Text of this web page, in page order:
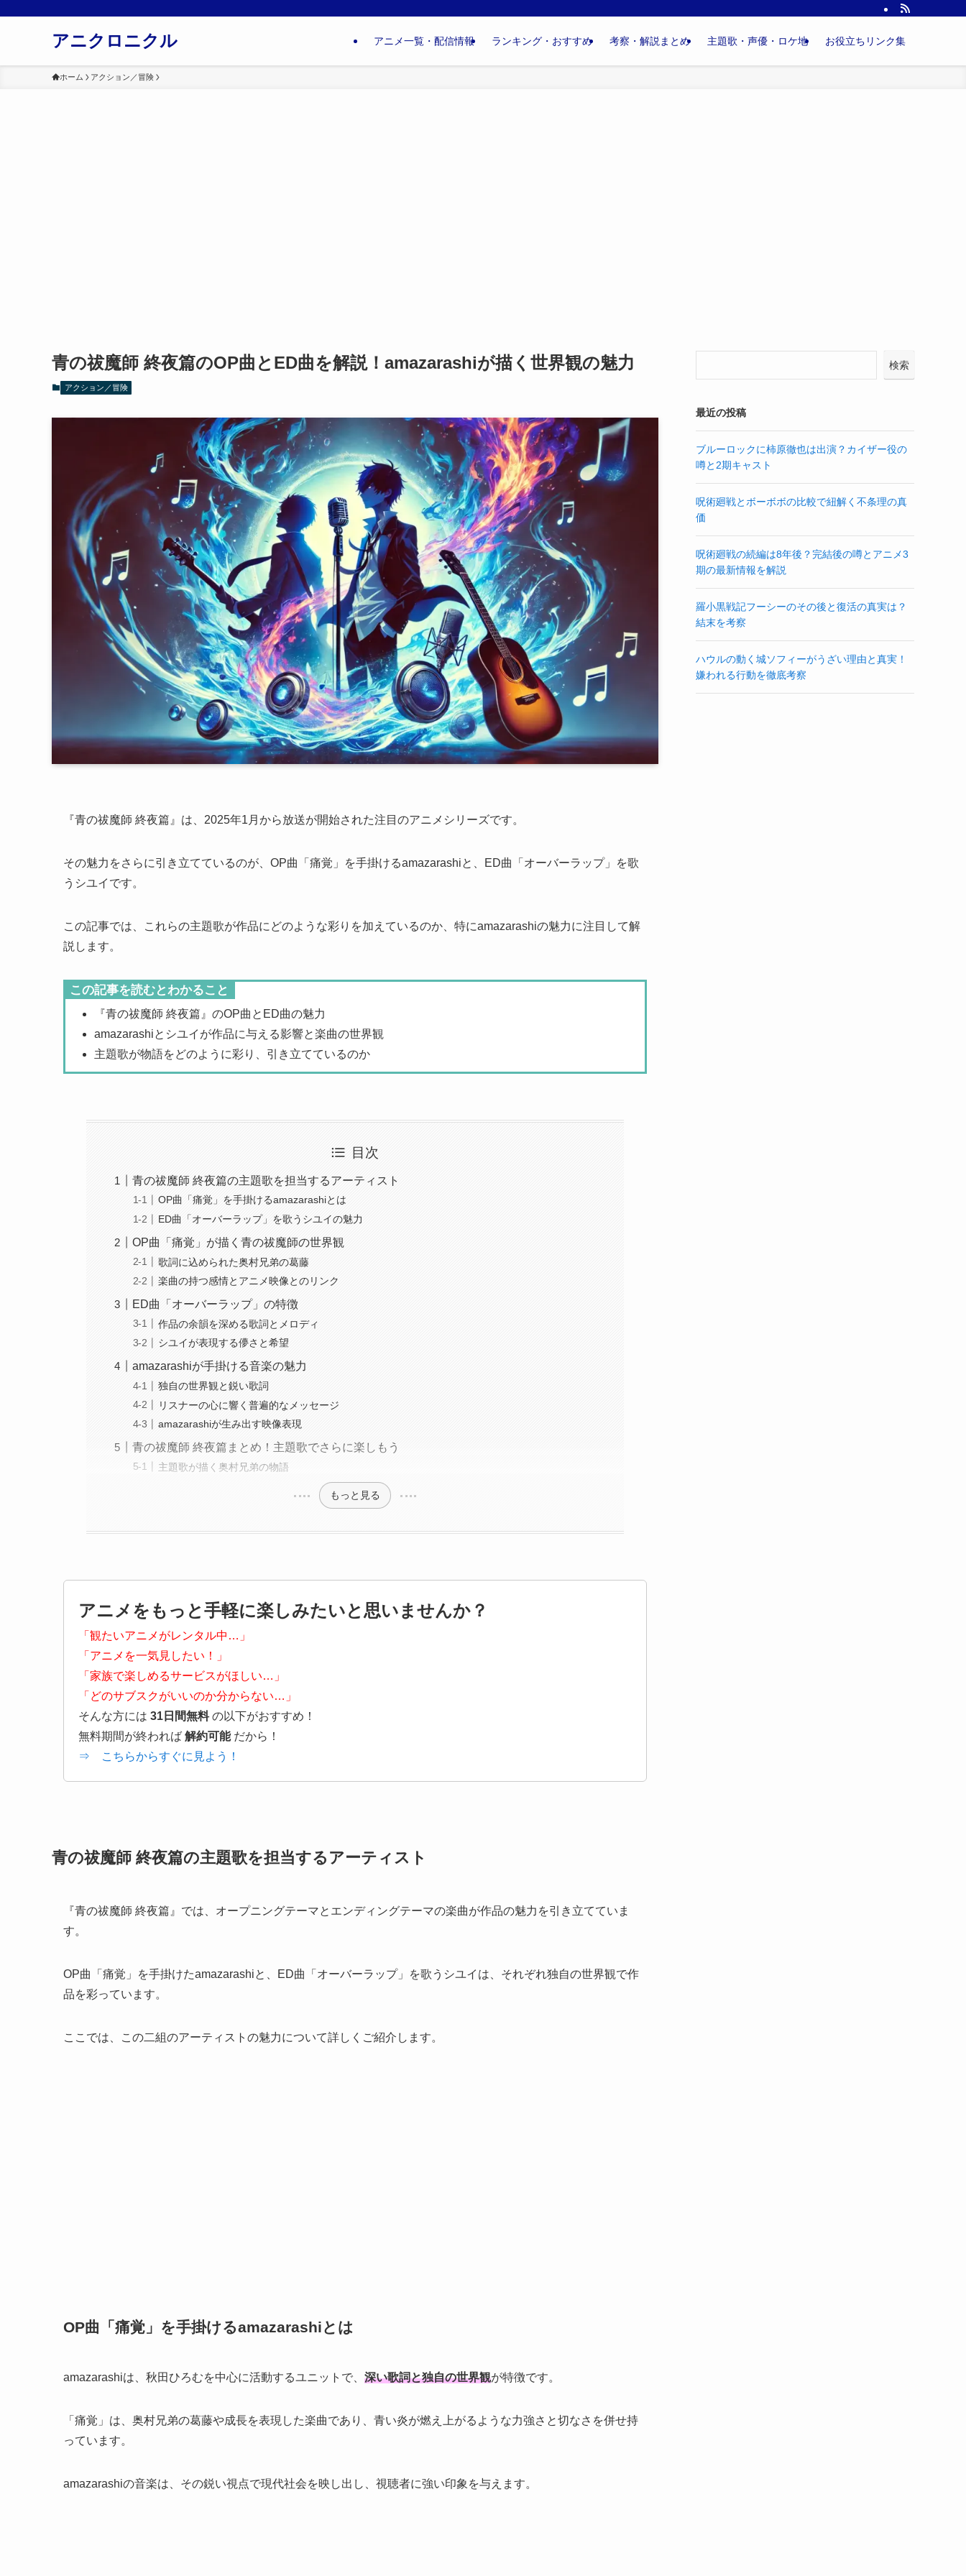
アニクロニクル アニメ一覧・配信情報 ランキング・おすすめ 考察・解説まとめ 主題歌・声優・ロケ地 お役立ちリンク集
ホーム アクション／冒険
青の祓魔師 終夜篇のOP曲とED曲を解説！amazarashiが描く世界観の魅力
アクション／冒険
『青の祓魔師 終夜篇』は、2025年1月から放送が開始された注目のアニメシリーズです。
その魅力をさらに引き立てているのが、OP曲「痛覚」を手掛けるamazarashiと、ED曲「オーバーラップ」を歌
うシユイです。
この記事では、これらの主題歌が作品にどのような彩りを加えているのか、特にamazarashiの魅力に注目して解
説します。
この記事を読むとわかること
『青の祓魔師 終夜篇』のOP曲とED曲の魅力
amazarashiとシユイが作品に与える影響と楽曲の世界観
主題歌が物語をどのように彩り、引き立てているのか
目次
青の祓魔師 終夜篇の主題歌を担当するアーティスト
OP曲「痛覚」を手掛けるamazarashiとは
ED曲「オーバーラップ」を歌うシユイの魅力
OP曲「痛覚」が描く青の祓魔師の世界観
歌詞に込められた奥村兄弟の葛藤
楽曲の持つ感情とアニメ映像とのリンク
ED曲「オーバーラップ」の特徴
作品の余韻を深める歌詞とメロディ
シユイが表現する儚さと希望
amazarashiが手掛ける音楽の魅力
独自の世界観と鋭い歌詞
リスナーの心に響く普遍的なメッセージ
amazarashiが生み出す映像表現
青の祓魔師 終夜篇まとめ！主題歌でさらに楽しもう
主題歌が描く奥村兄弟の物語
もっと見る
アニメをもっと手軽に楽しみたいと思いませんか？
「観たいアニメがレンタル中…」
「アニメを一気見したい！」
「家族で楽しめるサービスがほしい…」
「どのサブスクがいいのか分からない…」
そんな方には 31日間無料の以下がおすすめ！
無料期間が終われば 解約可能だから！
⇒ こちらからすぐに見よう！
青の祓魔師 終夜篇の主題歌を担当するアーティスト
『青の祓魔師 終夜篇』では、オープニングテーマとエンディングテーマの楽曲が作品の魅力を引き立てていま
す。
OP曲「痛覚」を手掛けたamazarashiと、ED曲「オーバーラップ」を歌うシユイは、それぞれ独自の世界観で作
品を彩っています。
ここでは、この二組のアーティストの魅力について詳しくご紹介します。
OP曲「痛覚」を手掛けるamazarashiとは
amazarashiは、秋田ひろむを中心に活動するユニットで、 深い歌詞と独自の世界観が特徴です。
「痛覚」は、奥村兄弟の葛藤や成長を表現した楽曲であり、青い炎が燃え上がるような力強さと切なさを併せ持
っています。
amazarashiの音楽は、その鋭い視点で現代社会を映し出し、視聴者に強い印象を与えます。
検索
最近の投稿
ブルーロックに柿原徹也は出演？カイザー役の
噂と2期キャスト
呪術廻戦とボーボボの比較で紐解く不条理の真
価
呪術廻戦の続編は8年後？完結後の噂とアニメ3
期の最新情報を解説
羅小黒戦記フーシーのその後と復活の真実は？
結末を考察
ハウルの動く城ソフィーがうざい理由と真実！
嫌われる行動を徹底考察